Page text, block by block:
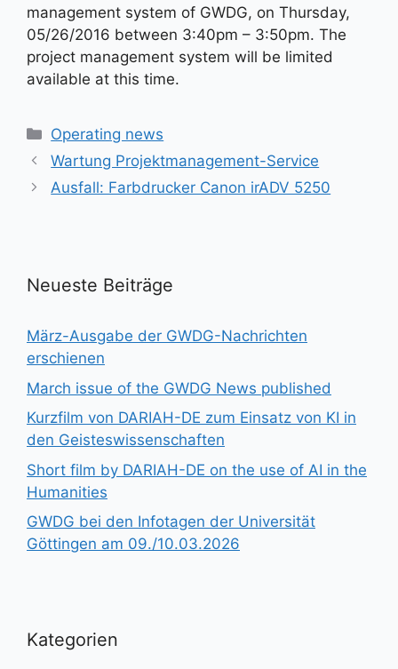
management system of GWDG, on Thursday,
05/26/2016 between 3:40pm – 3:50pm. The
project management system will be limited
available at this time.
Kategorien
Operating news
Wartung Projektmanagement-Service
Ausfall: Farbdrucker Canon irADV 5250
Neueste Beiträge
März-Ausgabe der GWDG-Nachrichten
erschienen
March issue of the GWDG News published
Kurzfilm von DARIAH-DE zum Einsatz von KI in
den Geisteswissenschaften
Short film by DARIAH-DE on the use of AI in the
Humanities
GWDG bei den Infotagen der Universität
Göttingen am 09./10.03.2026
Kategorien